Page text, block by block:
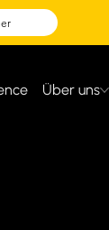
Über uns